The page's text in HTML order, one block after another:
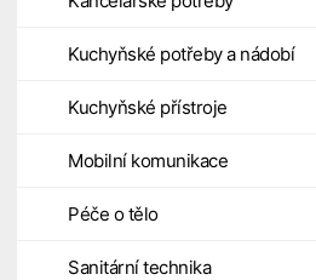
Kuchyňské potřeby a nádobí
Kuchyňské přístroje
Mobilní komunikace
Péče o tělo
Sanitární technika